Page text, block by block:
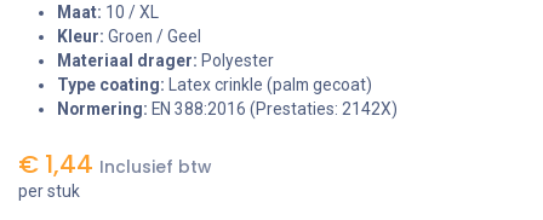
Maat: 10 / XL
Kleur: Groen / Geel
Materiaal drager: Polyester
Type coating: Latex crinkle (palm gecoat)
Normering: EN 388:2016 (Prestaties: 2142X)
€ 1,44 Inclusief btw
per stuk